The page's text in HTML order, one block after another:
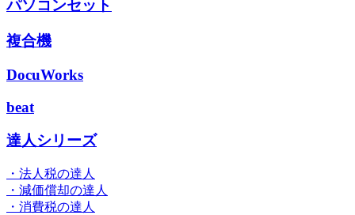
パソコンセット
複合機
DocuWorks
beat
達人シリーズ
・法人税の達人
・減価償却の達人
・消費税の達人